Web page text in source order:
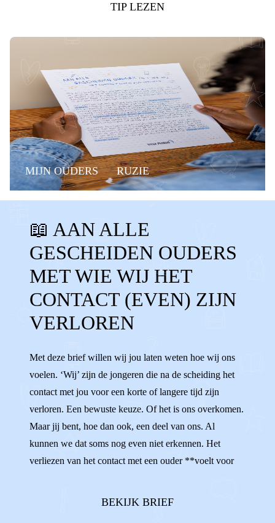
TIP LEZEN
MIJN OUDERS RUZIE
CONTACTVERLIES
CONTACT VERLOREN
GEEN CONTACT OUDERS NIET ZIEN
AANDACHT KWIJT
📖 AAN ALLE
GESCHEIDEN OUDERS
MET WIE WIJ HET
CONTACT (EVEN) ZIJN
VERLOREN
Met deze brief willen wij jou laten weten hoe wij ons
voelen. ‘Wij’ zijn de jongeren die na de scheiding het
contact met jou voor een korte of langere tijd zijn
verloren. Een bewuste keuze. Of het is ons overkomen.
Maar jij bent, hoe dan ook, een deel van ons. Al
kunnen we dat soms nog even niet erkennen. Het
verliezen van het contact met een ouder **voelt voor
BEKIJK BRIEF